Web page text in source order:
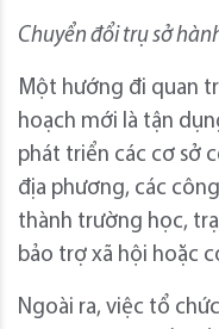
Chuyển đổi trụ sở
Một hướng đi quan
hoạch mới là tận
phát triển các cơ sở
địa phương, các
thành trường học,
bảo trợ xã hội hoặc
Ngoài ra, việc tổ